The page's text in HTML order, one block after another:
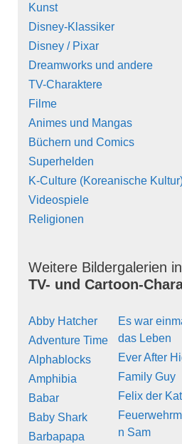
Kunst
Disney-Klassiker
Disney / Pixar
Dreamworks und andere
TV-Charaktere
Filme
Animes und Mangas
Büchern und Comics
Superhelden
K-Culture (Koreanische
Videospiele
Religionen
Weitere Bildergalerien
TV- und Cartoon-
Abby Hatcher
Adventure Time
Alphablocks
Amphibia
Babar
Baby Shark
Barbapapa
Es war
das Leben
Ever After
Family Guy
Felix der
n Sam